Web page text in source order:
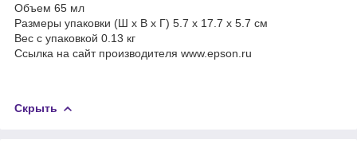
Объем 65 мл
Размеры упаковки (Ш х В х Г) 5.7 х 17.7 х 5.7 см
Вес c упаковкой 0.13 кг
Ссылка на сайт производителя www.epson.ru
Скрыть